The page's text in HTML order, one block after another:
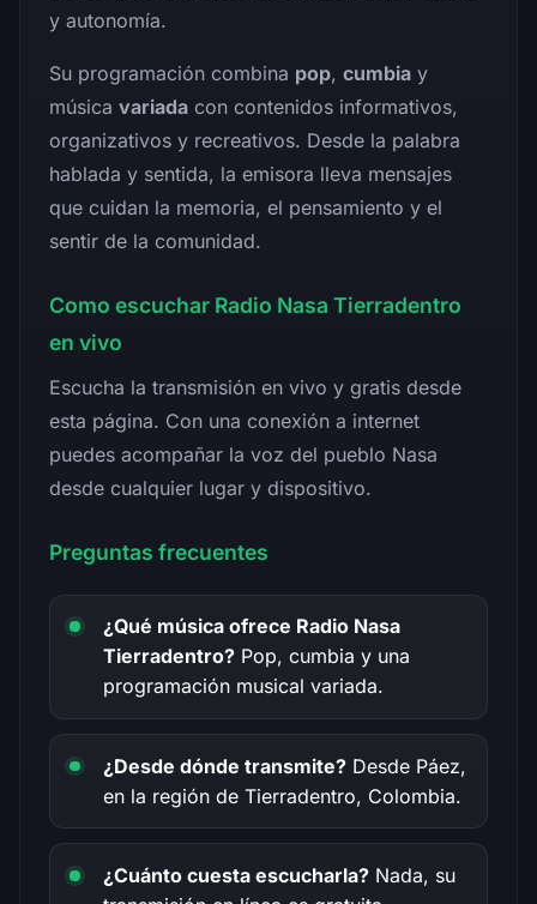
y autonomía.
Su programación combina pop, cumbia y
música variada con contenidos informativos,
organizativos y recreativos. Desde la palabra
hablada y sentida, la emisora lleva mensajes
que cuidan la memoria, el pensamiento y el
sentir de la comunidad.
Como escuchar Radio Nasa Tierradentro
en vivo
Escucha la transmisión en vivo y gratis desde
esta página. Con una conexión a internet
puedes acompañar la voz del pueblo Nasa
desde cualquier lugar y dispositivo.
Preguntas frecuentes
¿Qué música ofrece Radio Nasa
Tierradentro? Pop, cumbia y una
programación musical variada.
¿Desde dónde transmite? Desde Páez,
en la región de Tierradentro, Colombia.
¿Cuánto cuesta escucharla? Nada, su